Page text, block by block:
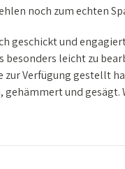
noch zum echten
geschickt und
besonders leicht zu
zur Verfügung gestellt
und gesägt.